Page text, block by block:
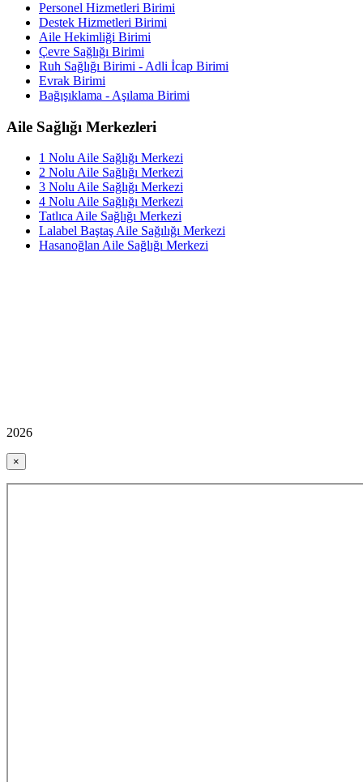
Personel Hizmetleri Birimi
Destek Hizmetleri Birimi
Aile Hekimliği Birimi
Çevre Sağlığı Birimi
Ruh Sağlığı Birimi - Adli İcap Birimi
Evrak Birimi
Bağışıklama - Aşılama Birimi
Aile Sağlığı Merkezleri
1 Nolu Aile Sağlığı Merkezi
2 Nolu Aile Sağlığı Merkezi
3 Nolu Aile Sağlığı Merkezi
4 Nolu Aile Sağlığı Merkezi
Tatlıca Aile Sağlığı Merkezi
Lalabel Baştaş Aile Sağılığı Merkezi
Hasanoğlan Aile Sağlığı Merkezi
2026
×